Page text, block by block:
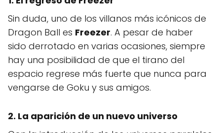
Sin duda, uno de los villanos más icónicos de
Dragon Ball es Freezer. A pesar de haber
sido derrotado en varias ocasiones, siempre
hay una posibilidad de que el tirano del
espacio regrese más fuerte que nunca para
vengarse de Goku y sus amigos.
2. La aparición de un nuevo universo